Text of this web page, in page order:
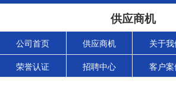
供应商机
公司首页 供应商机 关于我
荣誉认证 招聘中心 客户案